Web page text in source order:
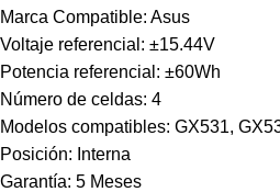
Marca Compatible: Asus
Voltaje referencial: ±15.44V
Potencia referencial: ±60Wh
Número de celdas: 4
Modelos compatibles: GX531,
Posición: Interna
Garantía: 5 Meses